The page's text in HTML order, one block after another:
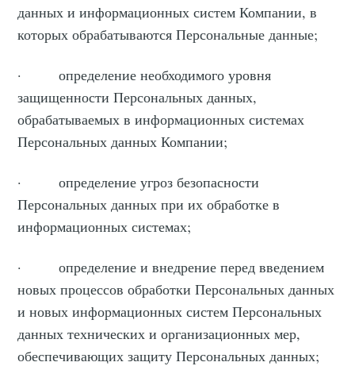
данных и информационных систем Компании, в
которых обрабатываются Персональные данные;
· определение необходимого уровня
защищенности Персональных данных,
обрабатываемых в информационных системах
Персональных данных Компании;
· определение угроз безопасности
Персональных данных при их обработке в
информационных системах;
· определение и внедрение перед введением
новых процессов обработки Персональных данных
и новых информационных систем Персональных
данных технических и организационных мер,
обеспечивающих защиту Персональных данных;